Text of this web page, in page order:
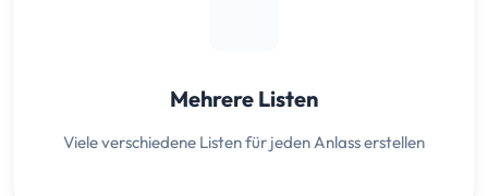
Mehrere Listen
Viele verschiedene Listen für jeden Anlass erstellen